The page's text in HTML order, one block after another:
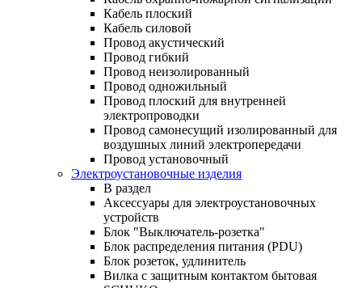
Кабель плоский
Кабель силовой
Провод акустический
Провод гибкий
Провод неизолированный
Провод одножильный
Провод плоский для внутренней
электропроводки
Провод самонесущий изолированный для
воздушных линий электропередачи
Провод установочный
Электроустановочные изделия
В раздел
Аксессуары для электроустановочных
устройств
Блок "Выключатель-розетка"
Блок распределения питания (PDU)
Блок розеток, удлинитель
Вилка с защитным контактом бытовая